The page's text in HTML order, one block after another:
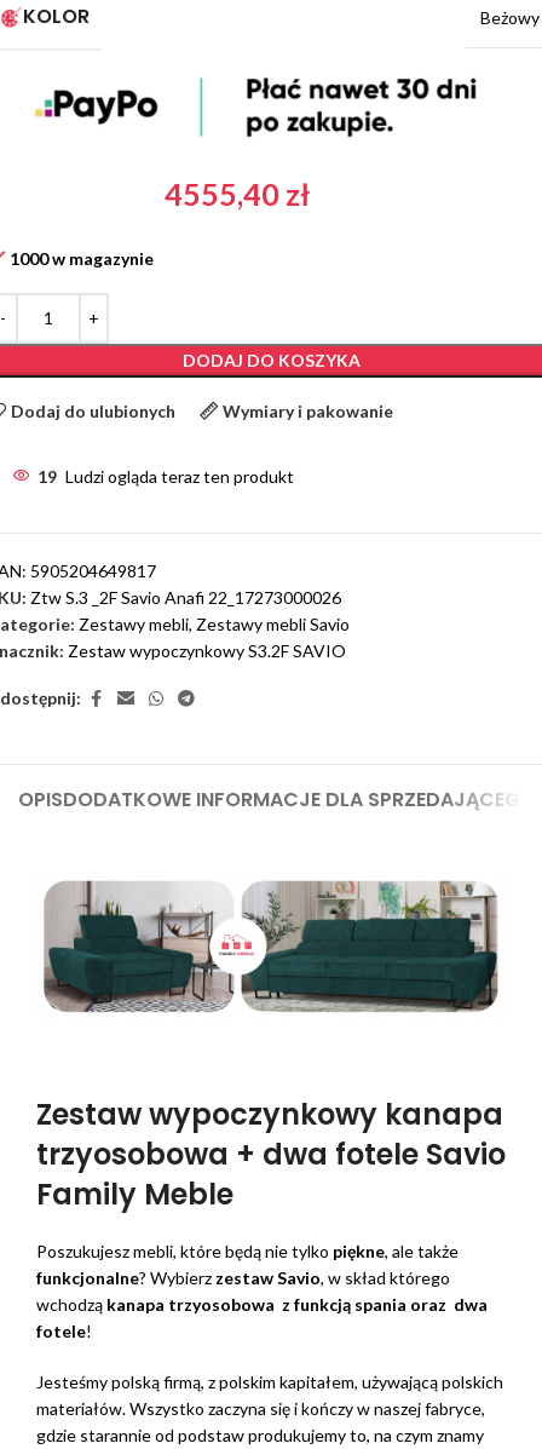
KOLOR Beżowy
4555,40 zł
1000 w magazynie
DODAJ DO KOSZYKA
Dodaj do ulubionych Wymiary i pakowanie
19 Ludzi ogląda teraz ten produkt
5905204649817
Ztw S.3 _2F Savio Anafi 22_17273000026
Zestawy mebli, Zestawy mebli Savio
Zestaw wypoczynkowy S3.2F SAVIO
OPISDODATKOWE INFORMACJE DLA SPRZEDAJĄCEGO
Zestaw wypoczynkowy kanapa
trzyosobowa + dwa fotele Savio
Family Meble
Poszukujesz mebli, które będą nie tylko piękne, ale także
funkcjonalne? Wybierz zestaw Savio, w skład którego
wchodzą kanapa trzyosobowa z funkcją spania oraz dwa
fotele!
Jesteśmy polską firmą, z polskim kapitałem, używającą polskich
materiałów. Wszystko zaczyna się i kończy w naszej fabryce,
gdzie starannie od podstaw produkujemy to, na czym znamy